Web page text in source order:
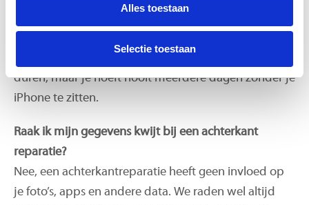
Alles toestaan
Selectie toestaan
duren, maar je hoeft nooit meerdere dagen zonder je
iPhone te zitten.
Raak ik mijn gegevens kwijt bij een achterkant
reparatie?
Nee, een achterkantreparatie heeft geen invloed op
je foto’s, apps en andere data. We raden wel altijd